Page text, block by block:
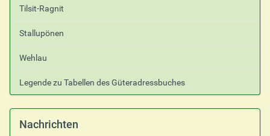
Tilsit-Ragnit
Stallupönen
Wehlau
Legende zu Tabellen des Güteradressbuches
Nachrichten